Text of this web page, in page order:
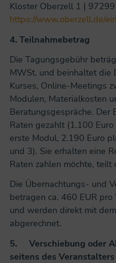
Kloster Oberzell 1 |
https://www.oberzell.de/
4. Teilnahmebetrag
Die Tagungsgebühr
MWSt. und beinhaltet die
Kurses, Online-Meetings
Modulen, Materialkosten
Beratungsgespräche. Der
Raten gezahlt (1.100
erste Modul, 2.190 Euro
und 3). Sie erhalten eine
Raten zahlen möchte,
Die Übernachtungs- und
betragen ca. 460 EUR
und werden direkt mit
abgerechnet.
5.
Verschiebung oder
seitens des Veranstalters